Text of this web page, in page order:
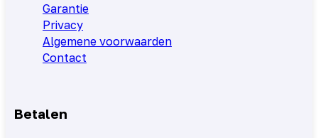
Garantie
Privacy
Algemene voorwaarden
Contact
Betalen